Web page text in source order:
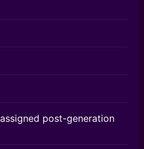
post-generation